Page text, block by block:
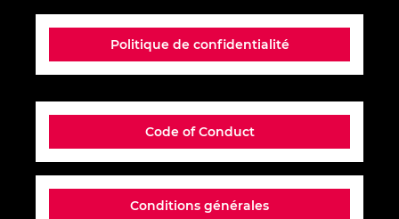
Politique de confidentialité
Code of Conduct
Conditions générales
India
Indonesia